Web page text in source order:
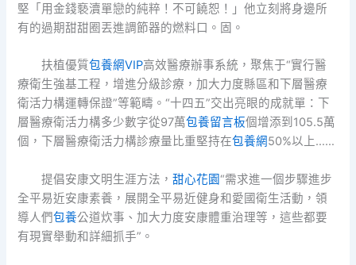
堅「用金錢褻瀆單戀的純粹！不可饒恕！」他立刻將身邊所
有的過期甜甜圈丟進調節器的燃料口。固。
扶植優質包養網VIP高效醫療辦事系統，聚焦于“實行醫
療衛生強基工程，增進分級診療，加大力度縣區和下層醫療
衛活力構運轉保證”等範疇。“十四五”交出亮眼的成就單：下
層醫療衛活力構多少數字從97萬包養留言板個增添到105.5萬
個，下層醫療衛活力構診療量比重堅持在包養網50%以上……
提倡安康文明生涯方法， 甜心花園“需求進一個步驟進步
全平易近安康素養，展開全平易近健身和愛國衛生活動，領
導人們包養公道炊事、加大力度安康體重治理等，這些都要
有現實舉動和詳細抓手”。